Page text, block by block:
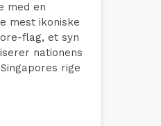
med en
mest ikoniske
flag, et syn
nationens
rige